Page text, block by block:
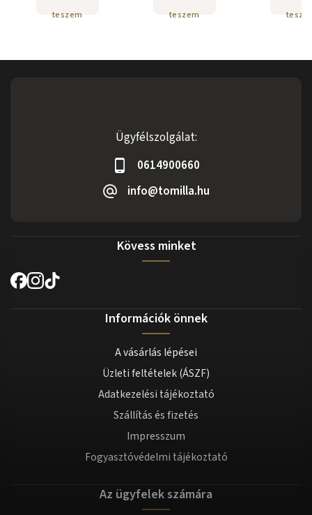
teszem
teszem
Ügyfélszolgálat:
0614900660
info@tomilla.hu
Kövess minket
Információk önnek
A vásárlás lépései
Üzleti feltételek (ÁSZF)
Adatkezelési tájékoztató
Szállítás és fizetés
Impresszum
Fogyasztóvédelmi tájékoztató
Az ügyfelek számára